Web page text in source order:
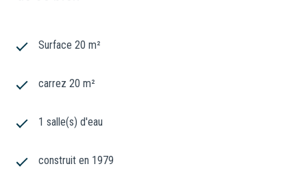
Surface 20 m²
carrez 20 m²
1 salle(s) d'eau
construit en 1979